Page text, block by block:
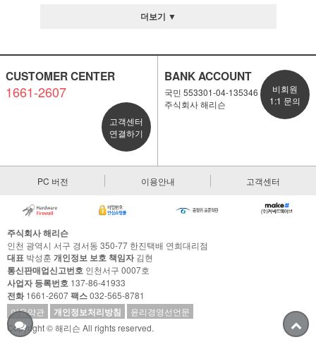
더보기 ▼
CUSTOMER CENTER
1661-2607
고객센터
연결하기
BANK ACCOUNT
국민 553301-04-135346
주식회사 해리슨
비회원
1:1 문의
PC 버전 이용안내 고객센터
주식회사 해리슨
인천 광역시 서구 경서동 350-77 한진택배 연희대리점
대표 박성훈 개인정보 보호 책임자김현
통신판매업신고번호 인천서구 0007호
사업자 등록번호 137-86-41933
전화1661-2607팩스032-565-8781
이용약관
개인정보처리방침
윤리경영선언문
Copyright © 해리슨 All rights reserved.